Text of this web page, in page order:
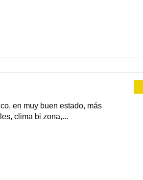
en muy buen estado, más
clima bi zona,...